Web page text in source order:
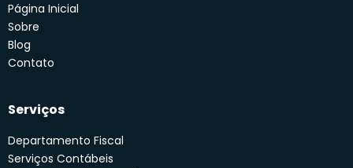
Página Inicial
Sobre
Blog
Contato
Serviços
Departamento Fiscal
Serviços Contábeis